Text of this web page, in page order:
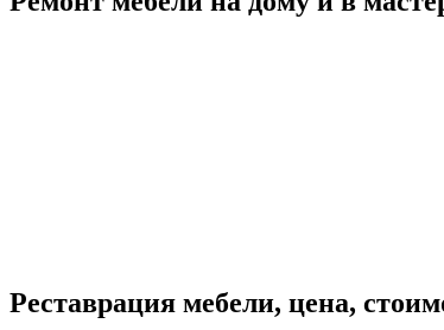
Реставрация мебели, цена,